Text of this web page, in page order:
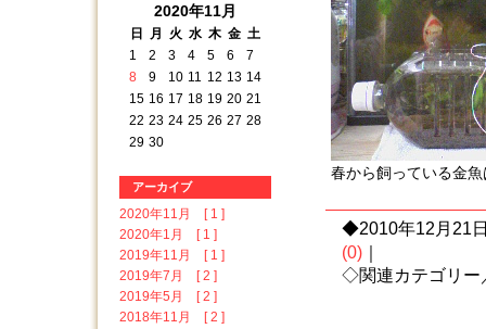
2020年11月
日 月 火 水 木 金 土
1
2 3 4 5 6
7
8
9 10 11 12 13 14
15 16 17 18 19 20 21
22 23 24 25 26 27 28
29 30
アーカイブ
2020年11月 [ 1 ]
2020年1月 [ 1 ]
2019年11月 [ 1 ]
2019年7月 [ 2 ]
2019年5月 [ 2 ]
2018年11月 [ 2 ]
春から飼っている金
◆2010年12月21
(0)
◇関連カテゴリー